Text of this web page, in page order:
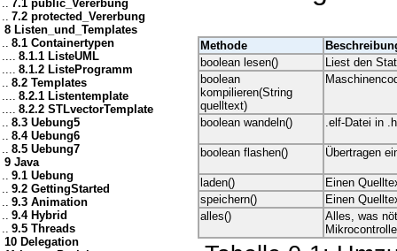
.. 7.1 public_Vererbung
.. 7.2 protected_Vererbung
8 Listen_und_Templates
.. 8.1 Containertypen
.... 8.1.1 ListeUML
.... 8.1.2 ListeProgramm
.. 8.2 Templates
.... 8.2.1 Listentemplate
.... 8.2.2 STLvectorTemplate
.. 8.3 Uebung5
.. 8.4 Uebung6
.. 8.5 Uebung7
9 Java
.. 9.1 Uebung
.. 9.2 GettingStarted
.. 9.3 Animation
.. 9.4 Hybrid
.. 9.5 Threads
10 Delegation
Methode
boolean lesen()
Liest den
boolean
kompilieren(String
quelltext)
boolean wandeln() .elf-Datei in
boolean flashen() Übertragen
laden()
Einen
speichern()
Einen
alles()
Alles, was